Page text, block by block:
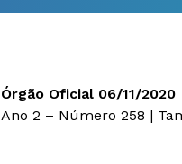
Órgão Oficial 06/11/2020
Ano 2 – Número 258 |